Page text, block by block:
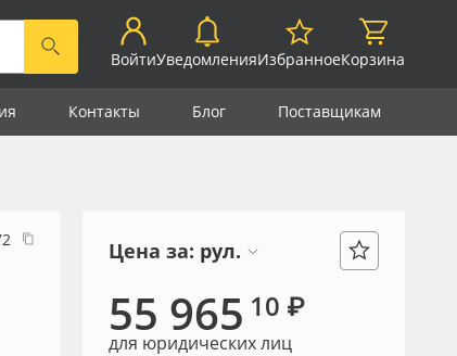
ВойтиУведомленияИзбранноеКорзина
Контакты Блог Поставщикам
Цена за: рул.
55 965 10 ₽
для юридических лиц